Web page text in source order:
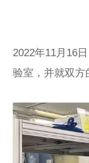
2022年11月16
验室，并就双方